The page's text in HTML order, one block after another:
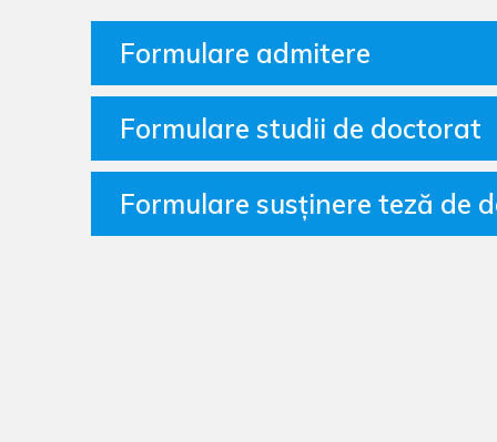
Formulare admitere
Formulare studii de doctorat
Formulare susținere teză de